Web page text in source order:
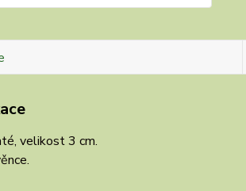
velikost 3 cm.